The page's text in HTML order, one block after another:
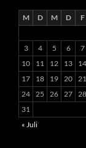
M D M D F
3
4 5 6 7
10
11 12 13 14
17
18 19 20 21
24 25 26 27 28
31
« Juli